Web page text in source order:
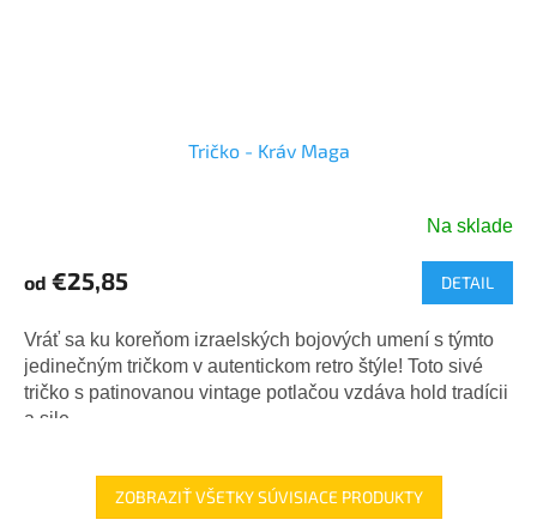
Tričko - Kráv Maga
Na sklade
od €25,85 DETAIL
Vráť sa ku koreňom izraelských bojových umení s týmto
jedinečným tričkom v autentickom retro štýle! Toto sivé
tričko s patinovanou vintage potlačou vzdáva hold tradícii
a sile...
ZOBRAZIŤ VŠETKY SÚVISIACE PRODUKTY